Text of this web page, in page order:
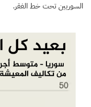
السوريين تحت خط الفقر.